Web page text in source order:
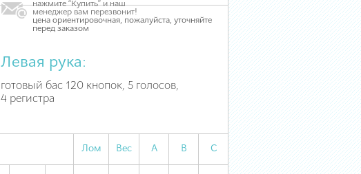
нажмите “Купить” и наш
менеджер вам перезвонит!
цена ориентировочная, пожалуйста, уточняйте
перед заказом
Левая рука:
готовый бас 120 кнопок, 5 голосов,
4 регистра
Лом Вес А В С